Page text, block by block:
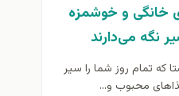
خانگی و خوشمزه
نگه می‌دارند
انواع پاستا؛ ۱۰ پاستا که تمام روز شما را سیر
محبوب و...